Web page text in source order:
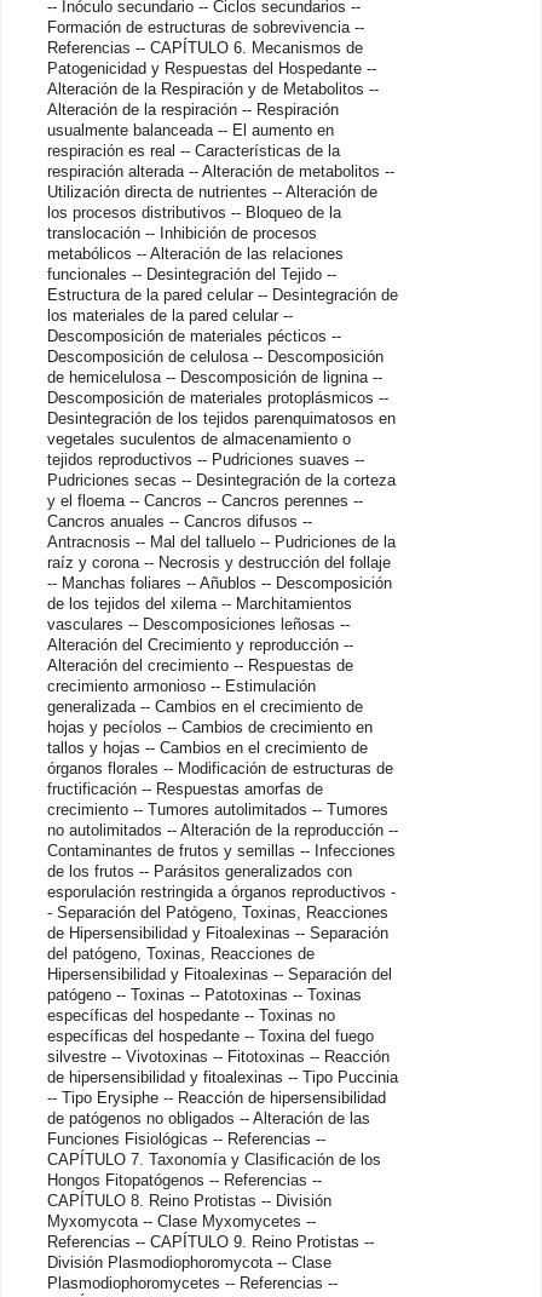
-- Inóculo secundario -- Ciclos secundarios --
Formación de estructuras de sobrevivencia --
Referencias -- CAPÍTULO 6. Mecanismos de
Patogenicidad y Respuestas del Hospedante --
Alteración de la Respiración y de Metabolitos --
Alteración de la respiración -- Respiración
usualmente balanceada -- El aumento en
respiración es real -- Características de la
respiración alterada -- Alteración de metabolitos --
Utilización directa de nutrientes -- Alteración de
los procesos distributivos -- Bloqueo de la
translocación -- Inhibición de procesos
metabólicos -- Alteración de las relaciones
funcionales -- Desintegración del Tejido --
Estructura de la pared celular -- Desintegración de
los materiales de la pared celular --
Descomposición de materiales pécticos --
Descomposición de celulosa -- Descomposición
de hemicelulosa -- Descomposición de lignina --
Descomposición de materiales protoplásmicos --
Desintegración de los tejidos parenquimatosos en
vegetales suculentos de almacenamiento o
tejidos reproductivos -- Pudriciones suaves --
Pudriciones secas -- Desintegración de la corteza
y el floema -- Cancros -- Cancros perennes --
Cancros anuales -- Cancros difusos --
Antracnosis -- Mal del talluelo -- Pudriciones de la
raíz y corona -- Necrosis y destrucción del follaje
-- Manchas foliares -- Añublos -- Descomposición
de los tejidos del xilema -- Marchitamientos
vasculares -- Descomposiciones leñosas --
Alteración del Crecimiento y reproducción --
Alteración del crecimiento -- Respuestas de
crecimiento armonioso -- Estimulación
generalizada -- Cambios en el crecimiento de
hojas y pecíolos -- Cambios de crecimiento en
tallos y hojas -- Cambios en el crecimiento de
órganos florales -- Modificación de estructuras de
fructificación -- Respuestas amorfas de
crecimiento -- Tumores autolimitados -- Tumores
no autolimitados -- Alteración de la reproducción --
Contaminantes de frutos y semillas -- Infecciones
de los frutos -- Parásitos generalizados con
esporulación restringida a órganos reproductivos -
- Separación del Patógeno, Toxinas, Reacciones
de Hipersensibilidad y Fitoalexinas -- Separación
del patógeno, Toxinas, Reacciones de
Hipersensibilidad y Fitoalexinas -- Separación del
patógeno -- Toxinas -- Patotoxinas -- Toxinas
específicas del hospedante -- Toxinas no
específicas del hospedante -- Toxina del fuego
silvestre -- Vivotoxinas -- Fitotoxinas -- Reacción
de hipersensibilidad y fitoalexinas -- Tipo Puccinia
-- Tipo Erysiphe -- Reacción de hipersensibilidad
de patógenos no obligados -- Alteración de las
Funciones Fisiológicas -- Referencias --
CAPÍTULO 7. Taxonomía y Clasificación de los
Hongos Fitopatógenos -- Referencias --
CAPÍTULO 8. Reino Protistas -- División
Myxomycota -- Clase Myxomycetes --
Referencias -- CAPÍTULO 9. Reino Protistas --
División Plasmodiophoromycota -- Clase
Plasmodiophoromycetes -- Referencias --